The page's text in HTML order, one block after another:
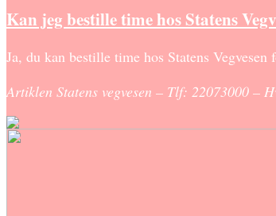
Kan jeg bestille time hos Statens
Ja, du kan bestille time hos Statens
Artiklen Statens vegvesen – Tlf: 22073000 –